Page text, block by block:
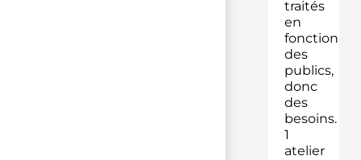
traités
en
fonction
des
publics,
donc
des
besoins.
1
atelier